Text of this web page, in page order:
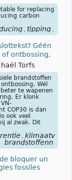
for replacing
carbon
tipping
Géén
ontbossing,
Torfs
brandstoffen
Wél
te wapenen
Er klonk
COP30 is dan
ook veel
al zwak. Dit
brandstoffenn
bloquer un
fossiles